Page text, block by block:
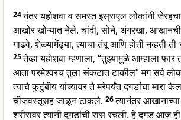
24नंतर यहोशवा व समस्त इस्राएल लोकांनी
आखोर खोऱ्यात नेले. चांदी, सोने, अंगरखा,
गाढवे, शेळ्यामेंढ्या, त्याचा तंबू आणि होती नव्हती
25तेव्हा यहोशवा म्हणाला, “तुझ्यामुळे आम्हाला
आता परमेश्वरच तुला संकटात टाकील” मग सर्व
त्याचे कुटुंबीय यांच्यावर ते मरेपर्यंत दगडांचा मारा
चीजवस्तूसह जाळून टाकले. 26त्यानंतर
शरीरावर त्यांनी दगडांची रास रचली. हे दगड आज